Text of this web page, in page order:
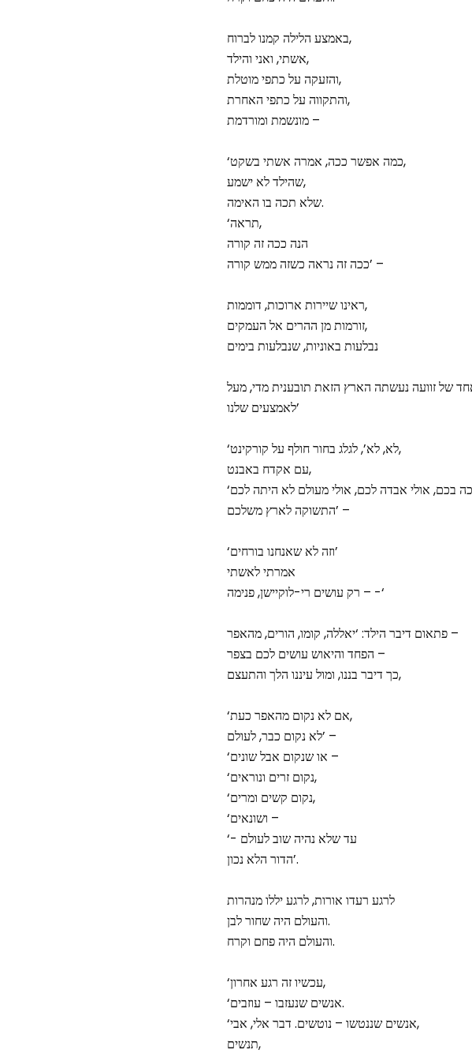
באמצע הלילה קמנו לברוח,
אשתי, ואני והילד,
והזעקה על כתפי מוטלת,
והתקווה על כתפי האחרת,
מונשמת ומורדמת –
‘כמה אפשר ככה, אמרה אשתי בשקט,
שהילד לא ישמע,
שלא תכה בו האימה.
‘תראה,
הנה ככה זה קורה
ככה זה נראה כשזה ממש קורה’ –
ראינו שיירות ארוכות, דוממות,
זורמות מן ההרים אל העמקים,
נבלעות באוניות, שנבלעות בימים
לאמצעים שלנו’
‘לא, לא’, לגלג בחור חולף על קורקינט,
עם אקדח באבנט,
התשוקה לארץ משלכם’ –
‘וזה לא שאנחנו בורחים’
אמרתי לאשתי
רק עושים רי-לוקיישן, פנימה – -‘
פתאום דיבר הילד: ‘יאללה, קומו, הורים, מהאפר –
הפחד והיאוש עושים לכם בצפר –
כך דיבר בננו, ומול עיננו הלך והתעצם,
‘אם לא נקום מהאפר כעת,
לא נקום כבר, לעולם’ –
‘או שנקום אבל שונים –
‘נקום זרים ונוראים,
‘נקום קשים ומרים,
‘ושונאים –
‘- עד שלא נהיה שוב לעולם
הדור הלא נכון’.
לרגע רעדו אורות, לרגע יללו מנהרות
והעולם היה שחור לבן.
והעולם היה פחם וקרח.
‘עכשיו זה רגע אחרון,
‘אנשים שנעזבו – עוזבים.
‘אנשים שננטשו – נוטשים. דבר אלי, אבי,
תנשים,